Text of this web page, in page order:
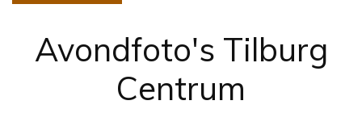
Avondfoto's Tilburg
Centrum